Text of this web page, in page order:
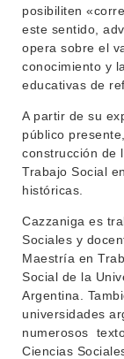
LLAMADOS
NOTICIAS
CONTACTO
BIBLIOTECA
posibiliten
este sentido,
opera sobre el
conocimiento y
educativas de
A partir de su
público
construcción de
Trabajo Social
históricas.
Cazzaniga es
Sociales y
Maestría en
Social de la
Argentina.
universidades
numerosos
Ciencias